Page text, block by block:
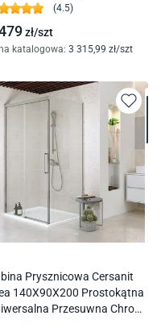
137
(4.5)
zł/szt
katalogowa: 3 315,99 zł/szt
Prysznicowa Cersanit
140X90X200 Prostokątna
Przesuwna Chrom